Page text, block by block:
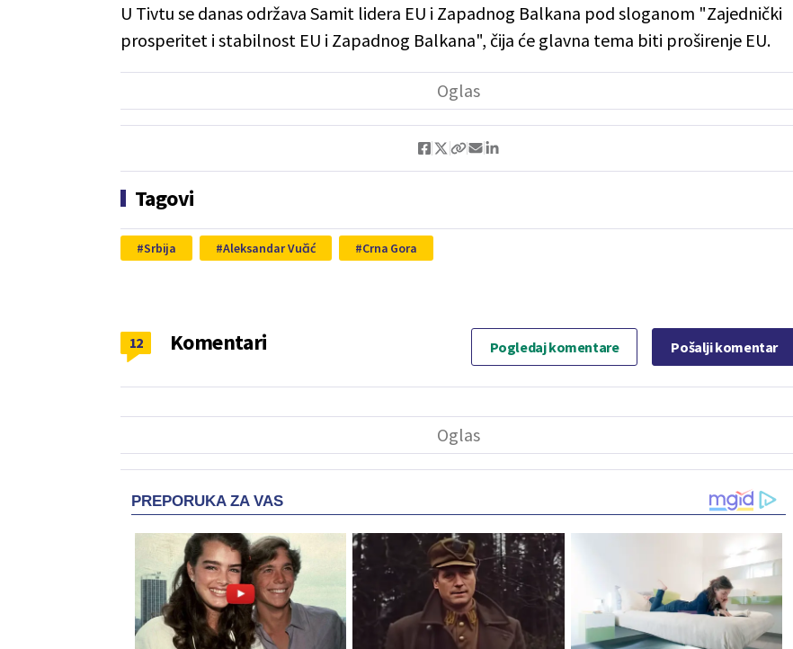
U Tivtu se danas održava Samit lidera EU i Zapadnog Balkana pod sloganom "Zajednički
prosperitet i stabilnost EU i Zapadnog Balkana", čija će glavna tema biti proširenje EU.
Tagovi
Srbija Aleksandar Vučić Crna Gora
Komentari
12 Pogledaj komentare Pošalji komentar
PREPORUKA ZA VAS